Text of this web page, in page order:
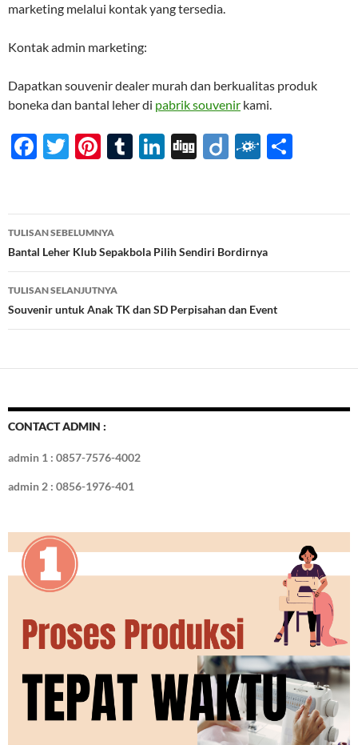
marketing melalui kontak yang tersedia.
Kontak admin marketing:
Dapatkan souvenir dealer murah dan berkualitas produk
boneka dan bantal leher di pabrik souvenir kami.
F
b
o
o
k
T
er
Pi
es
t
T
bl
r
Li
e
dI
n
Di Di F
d e
Navigasi
Tulisan
TULISAN SEBELUMNYA
Bantal Leher Klub Sepakbola Pilih Sendiri Bordirnya
TULISAN SELANJUTNYA
Souvenir untuk Anak TK dan SD Perpisahan dan Event
CONTACT ADMIN :
admin 1 : 0857-7576-4002
admin 2 : 0856-1976-401